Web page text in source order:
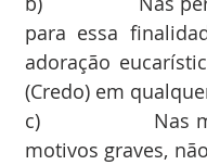
para essa
adoração
(Credo) em
c)
motivos graves,